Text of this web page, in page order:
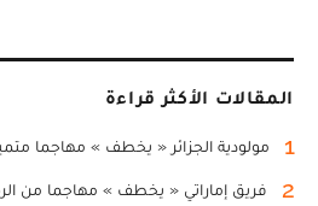
المقالات الأكثر قراءة
1 مولودية الجزائر « يخطف » مهاجما
2 فريق إماراتي « يخطف » مهاجما من